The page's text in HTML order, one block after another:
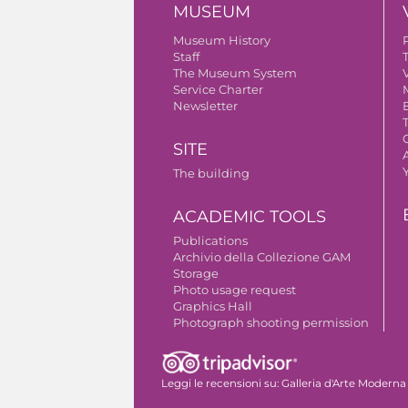
MUSEUM
Museum History
Staff
The Museum System
Service Charter
Newsletter
SITE
The building
ACADEMIC TOOLS
Publications
Archivio della Collezione GAM
Storage
Photo usage request
Graphics Hall
Photograph shooting permission
Leggi le recensioni su: Galleria d'Arte Moderna